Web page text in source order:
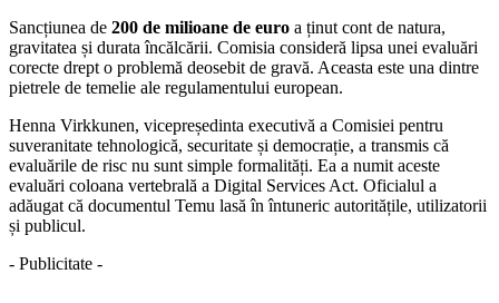
Sancțiunea de 200 de milioane de euro a ținut cont de natura,
gravitatea și durata încălcării. Comisia consideră lipsa unei evaluări
corecte drept o problemă deosebit de gravă. Aceasta este una dintre
pietrele de temelie ale regulamentului european.
Henna Virkkunen, vicepreședinta executivă a Comisiei pentru
suveranitate tehnologică, securitate și democrație, a transmis că
evaluările de risc nu sunt simple formalități. Ea a numit aceste
evaluări coloana vertebrală a Digital Services Act. Oficialul a
adăugat că documentul Temu lasă în întuneric autoritățile, utilizatorii
și publicul.
- Publicitate -